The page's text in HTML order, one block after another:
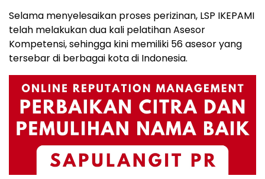
Selama menyelesaikan proses perizinan, LSP IKEPAMI
telah melakukan dua kali pelatihan Asesor
Kompetensi, sehingga kini memiliki 56 asesor yang
tersebar di berbagai kota di Indonesia.